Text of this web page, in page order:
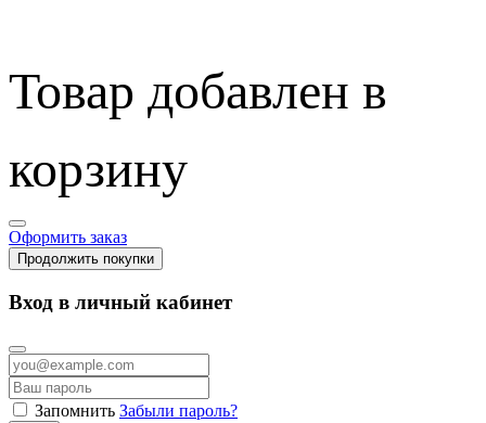
Товар добавлен в
корзину
Оформить заказ
Продолжить покупки
Вход в личный кабинет
Запомнить Забыли пароль?